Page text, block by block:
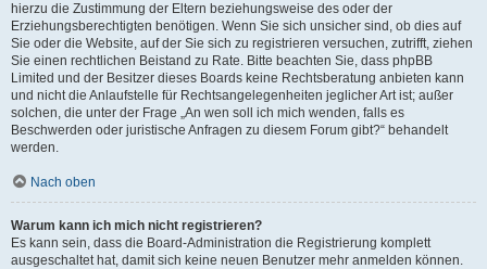
hierzu die Zustimmung der Eltern beziehungsweise des oder der
Erziehungsberechtigten benötigen. Wenn Sie sich unsicher sind, ob dies auf
Sie oder die Website, auf der Sie sich zu registrieren versuchen, zutrifft, ziehen
Sie einen rechtlichen Beistand zu Rate. Bitte beachten Sie, dass phpBB
Limited und der Besitzer dieses Boards keine Rechtsberatung anbieten kann
und nicht die Anlaufstelle für Rechtsangelegenheiten jeglicher Art ist; außer
solchen, die unter der Frage „An wen soll ich mich wenden, falls es
Beschwerden oder juristische Anfragen zu diesem Forum gibt?“ behandelt
werden.
Nach oben
Warum kann ich mich nicht registrieren?
Es kann sein, dass die Board-Administration die Registrierung komplett
ausgeschaltet hat, damit sich keine neuen Benutzer mehr anmelden können.